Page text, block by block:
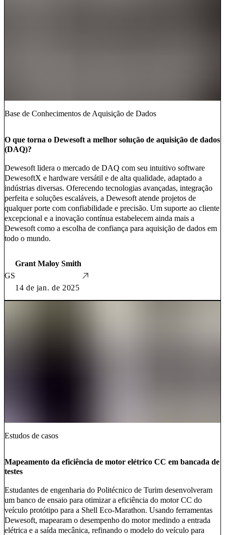
Base de Conhecimentos de Aquisição de Dados
O que torna o Dewesoft a melhor solução de aquisição de dados
(DAQ)?
Dewesoft lidera o mercado de DAQ com seu intuitivo software
DewesoftX e hardware versátil e de alta qualidade, adaptado a
indústrias diversas. Oferecendo tecnologias avançadas, integração
perfeita e soluções escaláveis, a Dewesoft atende projetos de
qualquer porte com confiabilidade e precisão. Um suporte ao cliente
excepcional e a inovação contínua estabelecem ainda mais a
Dewesoft como a escolha de confiança para aquisição de dados em
todo o mundo.
GS
Grant Maloy Smith
14 de jan. de 2025
Estudos de casos
Mapeamento da eficiência de motor elétrico CC em bancada de
testes
Estudantes de engenharia do Politécnico de Turim desenvolveram
um banco de ensaio para otimizar a eficiência do motor CC do
veículo protótipo para a Shell Eco‑Marathon. Usando ferramentas
Dewesoft, mapearam o desempenho do motor medindo a entrada
elétrica e a saída mecânica, refinando o modelo do veículo para